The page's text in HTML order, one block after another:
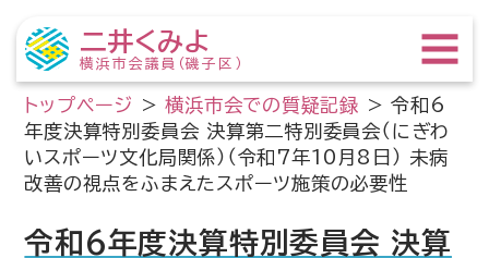
二井くみよ
横浜市会議員（磯子区）
トップページ >横浜市会での質疑記録 >令和6
年度決算特別委員会 決算第二特別委員会（にぎわ
いスポーツ文化局関係）（令和7年10月8日） 未病
改善の視点をふまえたスポーツ施策の必要性
令和6年度決算特別委員会 決算